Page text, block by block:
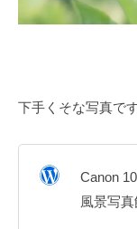
下手くそな写真で
Canon
風景写真